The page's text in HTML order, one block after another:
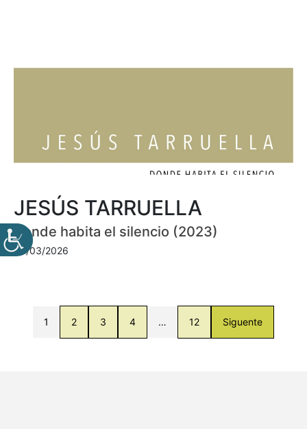
JESÚS TARRUELLA
Donde habita el silencio (2023)
30/03/2026
1 2 3 4 … 12 Siguente